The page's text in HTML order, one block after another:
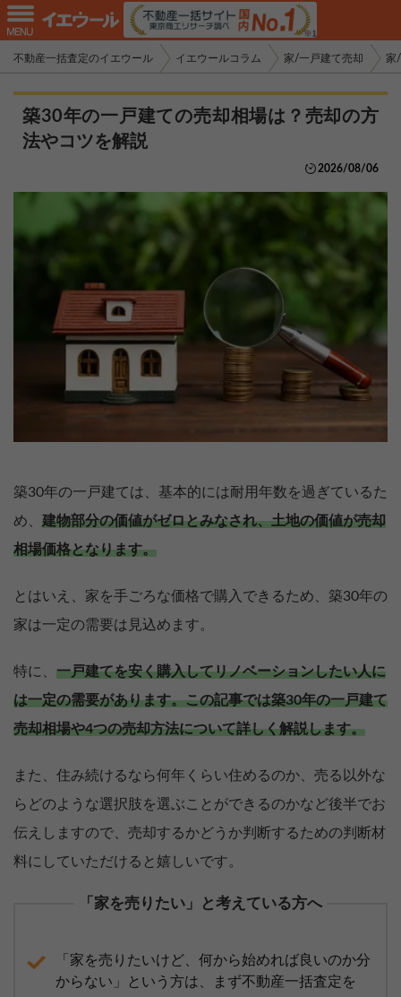
不動産一括査定のイエウール イエウールコラム 家/一戸建て売却 家
築30年の一戸建ての売却相場は？売却の方
法やコツを解説
2026/08/06
築30年の一戸建ては、基本的には耐用年数を過ぎているた
め、 建物部分の価値がゼロとみなされ、土地の価値が売却
相場価格となります。
とはいえ、家を手ごろな価格で購入できるため、築30年の
家は一定の需要は見込めます。
特に、 一戸建てを安く購入してリノベーションしたい人に
は一定の需要があります。この記事では築30年の一戸建て
売却相場や4つの売却方法について詳しく解説します。
また、住み続けるなら何年くらい住めるのか、売る以外な
らどのような選択肢を選ぶことができるのかなど後半でお
伝えしますので、売却するかどうか判断するための判断材
料にしていただけると嬉しいです。
「家を売りたい」と考えている方へ
「家を売りたいけど、何から始めれば良いのか分
からない」という方は、まず不動産一括査定を